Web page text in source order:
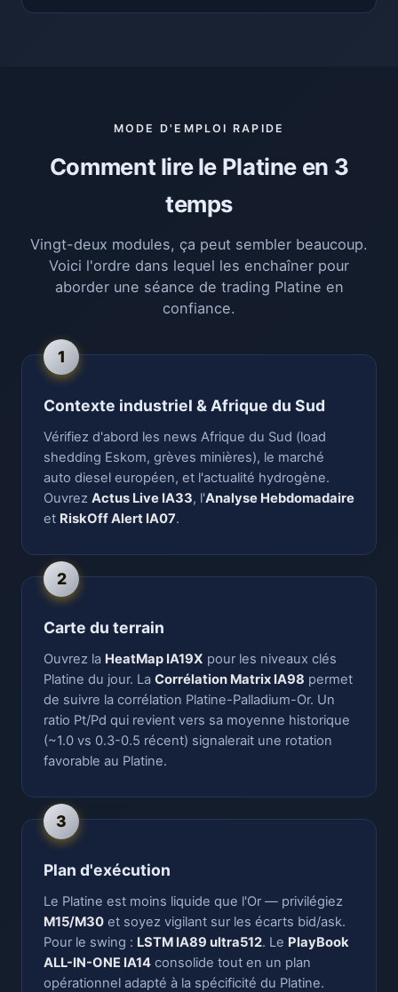
MODE D'EMPLOI RAPIDE
Comment lire le Platine en 3
temps
Vingt-deux modules, ça peut sembler beaucoup.
Voici l'ordre dans lequel les enchaîner pour
aborder une séance de trading Platine en
confiance.
1
Contexte industriel & Afrique du Sud
Vérifiez d'abord les news Afrique du Sud (load
shedding Eskom, grèves minières), le marché
auto diesel européen, et l'actualité hydrogène.
Ouvrez Actus Live IA33, l'Analyse Hebdomadaire
et RiskOff Alert IA07.
2
Carte du terrain
Ouvrez la HeatMap IA19X pour les niveaux clés
Platine du jour. La Corrélation Matrix IA98 permet
de suivre la corrélation Platine-Palladium-Or. Un
ratio Pt/Pd qui revient vers sa moyenne historique
(~1.0 vs 0.3-0.5 récent) signalerait une rotation
favorable au Platine.
3
Plan d'exécution
Le Platine est moins liquide que l'Or — privilégiez
M15/M30 et soyez vigilant sur les écarts bid/ask.
Pour le swing : LSTM IA89 ultra512. Le PlayBook
ALL-IN-ONE IA14 consolide tout en un plan
opérationnel adapté à la spécificité du Platine.